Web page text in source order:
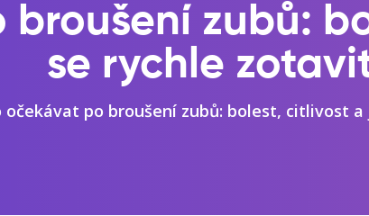
broušení zubů:
se rychle
očekávat po broušení zubů: bolest, citlivost